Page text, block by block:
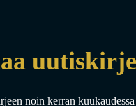
uutiskirje
noin kerran